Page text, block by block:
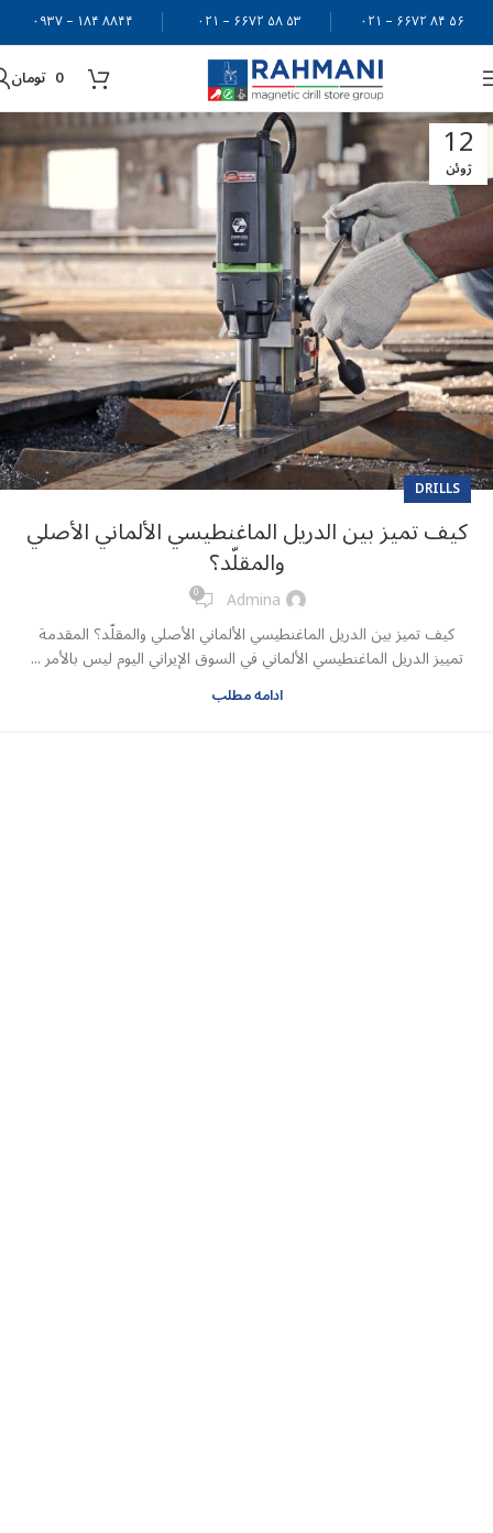
۵۶ ۸۴ ۶۶۷۲ – ۰۲۱ ۵۳ ۵۸ ۶۶۷۲ – ۰۲۱ ۸۸۴۴ ۱۸۴ – ۰۹۳۷
0 تومان
12
ژوئن
DRILLS
كيف تميز بين الدريل الماغنطيسي الألماني الأصلي
والمقلّد؟
Admina
0
كيف تميز بين الدريل الماغنطيسي الألماني الأصلي والمقلّد؟ المقدمة
تمييز الدريل الماغنطيسي الألماني في السوق الإيراني اليوم ليس بالأمر ...
ادامه مطلب